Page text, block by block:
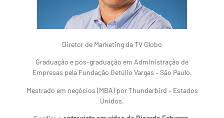
Diretor de Marketing da TV Globo
Graduação e pós-graduação em Administração de
Empresas pela Fundação Getúlio Vargas – São Paulo.
Mestrado em negócios (MBA) por Thunderbird – Estados
Unidos.